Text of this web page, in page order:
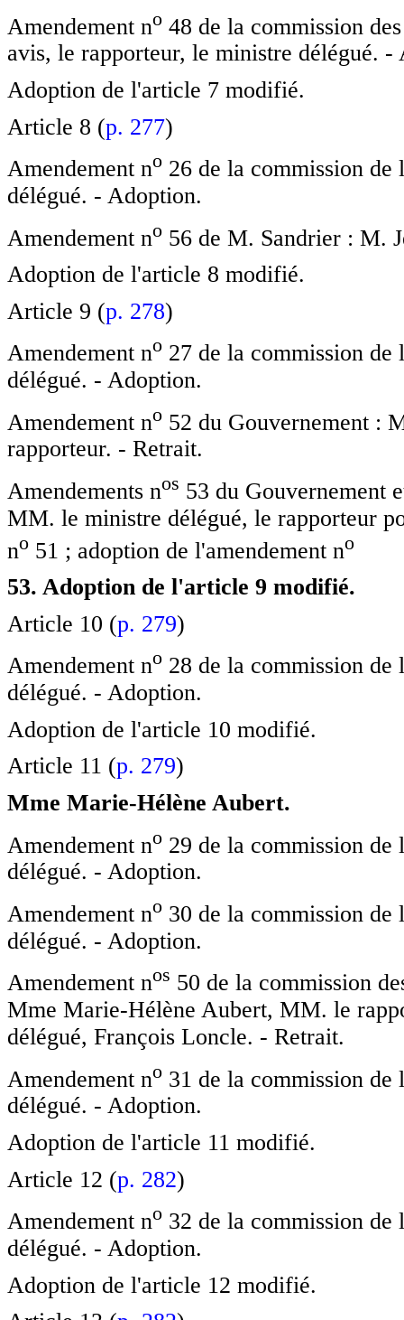
Amendement no 48 de la commission
avis, le rapporteur, le ministre délégué. -
Adoption de l'article 7 modifié.
Article 8 (p. 277)
Amendement no 26 de la commission
délégué. - Adoption.
Amendement no 56 de M. Sandrier : M.
Adoption de l'article 8 modifié.
Article 9 (p. 278)
Amendement no 27 de la commission
délégué. - Adoption.
Amendement no 52 du Gouvernement :
rapporteur. - Retrait.
Amendements nos 53 du Gouvernement
MM. le ministre délégué, le rapporteur
no 51 ; adoption de l'amendement no
53. Adoption de l'article 9 modifié.
Article 10 (p. 279)
Amendement no 28 de la commission
délégué. - Adoption.
Adoption de l'article 10 modifié.
Article 11 (p. 279)
Mme Marie-Hélène Aubert.
Amendement no 29 de la commission
délégué. - Adoption.
Amendement no 30 de la commission
délégué. - Adoption.
Amendement nos 50 de la commission
Mme Marie-Hélène Aubert, MM. le
délégué, François Loncle. - Retrait.
Amendement no 31 de la commission
délégué. - Adoption.
Adoption de l'article 11 modifié.
Article 12 (p. 282)
Amendement no 32 de la commission
délégué. - Adoption.
Adoption de l'article 12 modifié.